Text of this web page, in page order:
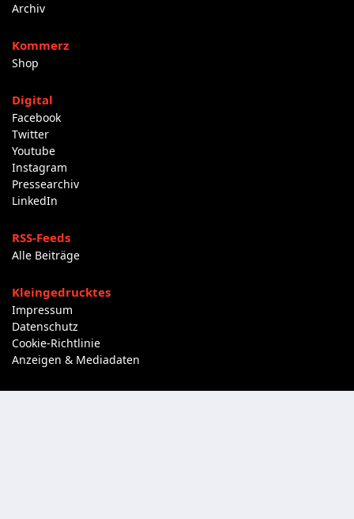
Archiv
Kommerz
Shop
Digital
Facebook
Twitter
Youtube
Instagram
Pressearchiv
LinkedIn
RSS-Feeds
Alle Beiträge
Kleingedrucktes
Impressum
Datenschutz
Cookie-Richtlinie
Anzeigen & Mediadaten